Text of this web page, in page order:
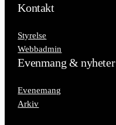
Kontakt
Styrelse
Webbadmin
Evenmang & nyheter
Evenemang
Arkiv